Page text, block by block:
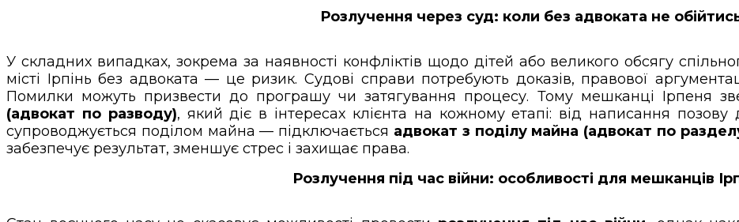
Розлучення через суд: коли без адвоката не
У складних випадках, зокрема за наявності конфліктів щодо дітей або великого обсягу
місті Ірпінь без адвоката — це ризик. Судові справи потребують доказів, правової
Помилки можуть призвести до програшу чи затягування процесу. Тому мешканці Ірпеня
(адвокат по разводу), який діє в інтересах клієнта на кожному етапі: від написання
супроводжується поділом майна — підключається адвокат з поділу майна (адвокат по
забезпечує результат, зменшує стрес і захищає права.
Розлучення під час війни: особливості для мешканців